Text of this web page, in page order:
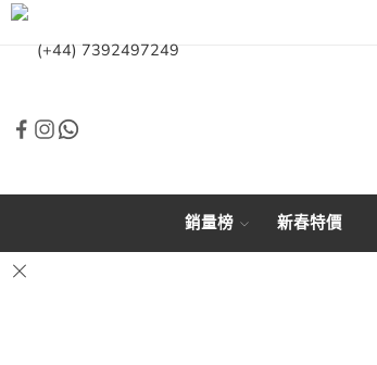
(+44) 7392497249
銷量榜 新春特價